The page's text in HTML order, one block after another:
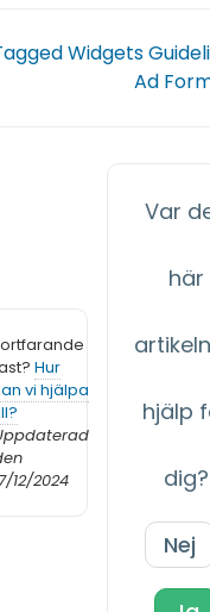
Widgets
Ad
Hur
vi hjälpa
12/2024
Var
här
hjälp
dig?
Nej